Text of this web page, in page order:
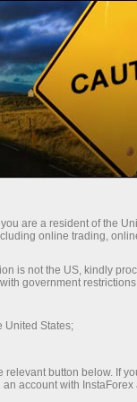
Форекс
РІ
are a resident of the
online trading,
is not the US, kindly
government
United States;
button below. If
account with InstaForex